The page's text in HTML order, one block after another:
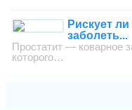
Рискует
заболеть...
Простатит — коварное
которого…